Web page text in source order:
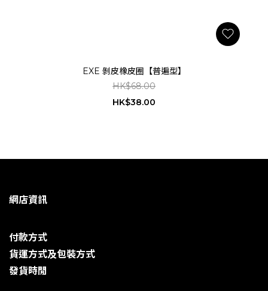
EXE 剝皮橡皮圈【普遍型】
HK$68.00
HK$38.00
網店資訊
付款方式
貨運方式及包裝方式
發貨時閒